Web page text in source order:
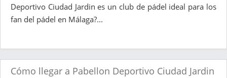
Deportivo Ciudad Jardin es un club de pádel ideal para los
fan del pádel en Málaga?...
Cómo llegar a Pabellon Deportivo Ciudad Jardin